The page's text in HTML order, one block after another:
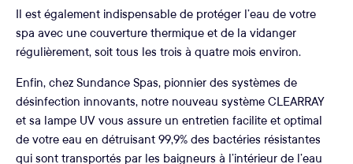
Il est également indispensable de protéger l’eau de votre
spa avec une couverture thermique et de la vidanger
régulièrement, soit tous les trois à quatre mois environ.
Enfin, chez Sundance Spas, pionnier des systèmes de
désinfection innovants, notre nouveau système CLEARRAY
et sa lampe UV vous assure un entretien facilite et optimal
de votre eau en détruisant 99,9% des bactéries résistantes
qui sont transportés par les baigneurs à l’intérieur de l’eau